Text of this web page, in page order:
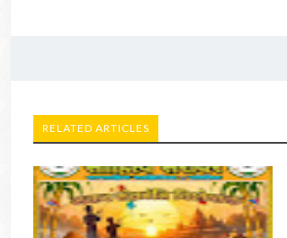
RELATED ARTICLES